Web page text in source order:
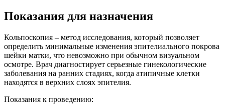
Показания для назначения
Кольпоскопия – метод исследования, который позволяет
определить минимальные изменения эпителиального покрова
шейки матки, что невозможно при обычном визуальном
осмотре. Врач диагностирует серьезные гинекологические
заболевания на ранних стадиях, когда атипичные клетки
находятся в верхних слоях эпителия.
Показания к проведению: